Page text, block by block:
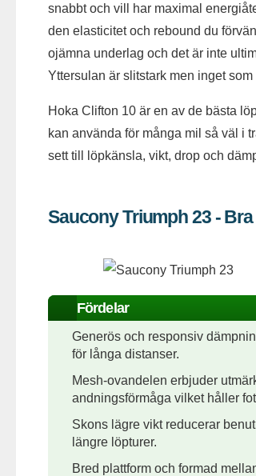
snabbt och vill har maximal
den elasticitet och rebound du
ojämna underlag och det är inte
Yttersulan är slitstark men inget
Hoka Clifton 10 är en av de bästa
kan använda för många mil så väl i
sett till löpkänsla, vikt, drop och
Saucony Triumph 23 -
Fördelar
Generös och responsiv
för långa distanser.
Mesh-ovandelen erbjuder
andningsförmåga vilket håller
Skons lägre vikt reducerar
längre löpturer.
Bred plattform och formad